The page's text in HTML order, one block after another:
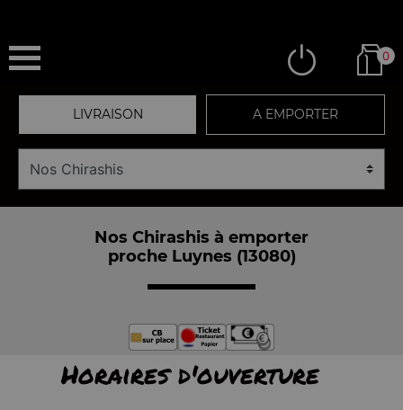
0
LIVRAISON A EMPORTER
Nos Chirashis à emporter
proche Luynes (13080)
Horaires d'ouverture